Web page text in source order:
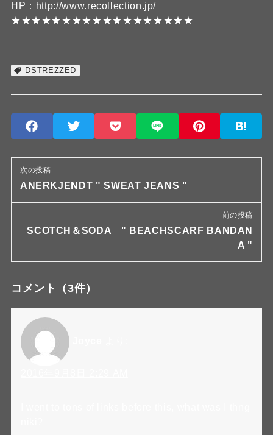
HP： http://www.recollection.jp/
★★★★★★★★★★★★★★★★★★
DSTREZZED
次の投稿
ANERKJENDT " SWEAT JEANS "
前の投稿
SCOTCH＆SODA " BEACHSCARF BANDAN
A "
コメント （3件）